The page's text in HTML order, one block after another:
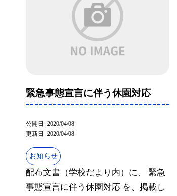
緊急事態宣言に伴う休園対応
公開日 2020/04/08
更新日 2020/04/08
お知らせ
配布文書（学校だより内）に、 緊急
事態宣言に伴う休園対応 を、掲載し